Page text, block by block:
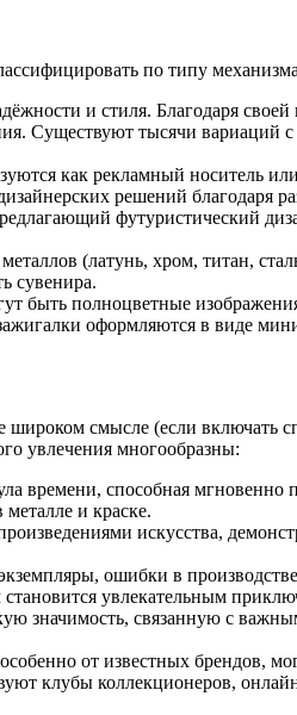
по типу
и стиля. Благодаря
Существуют тысячи
как рекламный носитель
решений благодаря
футуристический
(латунь, хром, титан,
сувенира.
полноцветные
оформляются в виде
смысле (если включать
увлечения многообразны:
времени, способная
и краске.
искусства,
ошибки в
увлекательным
значимость, связанную с
от известных брендов,
клубы коллекционеров,